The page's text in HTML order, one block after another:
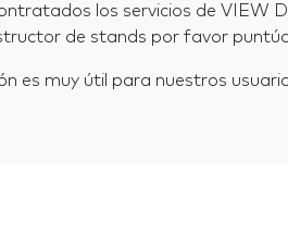
los servicios de VIEW
de stands por favor
es muy útil para nuestros